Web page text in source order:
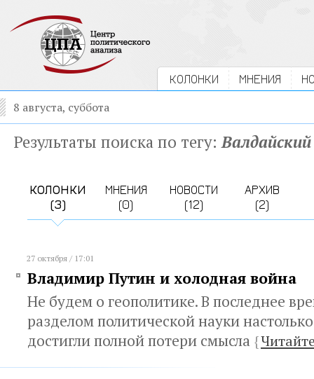
КОЛОНКИ МНЕНИЯ
8 августа, суббота
Результаты поиска по тегу:
КОЛОНКИ
(3)
МНЕНИЯ
(0)
НОВОСТИ
(12)
АРХИВ
(2)
27 октября / 17:01
Владимир Путин и холодная война
Не будем о геополитике. В последнее
разделом политической науки
достигли полной потери смысла {